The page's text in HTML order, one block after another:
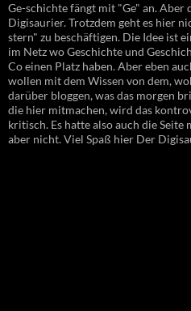
Ge-schichte fängt mit "Ge" an. Aber
Digisaurier. Trotzdem geht es hier
stern" zu beschäftigen. Die Idee ist
im Netz wo Geschichte und
Co einen Platz haben. Aber eben
wollen mit dem Wissen von dem,
darüber bloggen, was das morgen
die hier mitmachen, wird das
kritisch. Es hatte also auch die Seite
aber nicht. Viel Spaß hier Der